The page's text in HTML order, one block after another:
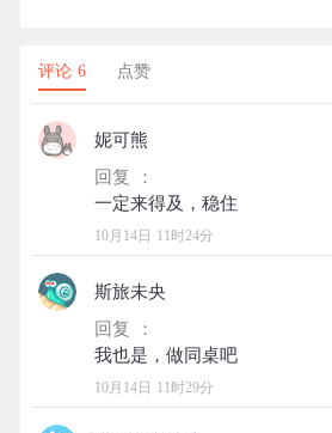
评论 6 点赞
妮可熊
回复 ：
10月14日 11时24分
斯旅未央
回复 ：
10月14日 11时29分